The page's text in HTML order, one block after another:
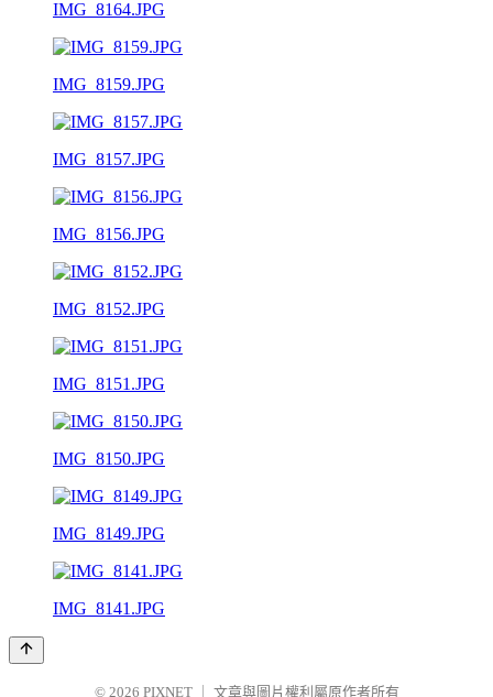
IMG_8164.JPG
IMG_8159.JPG
IMG_8157.JPG
IMG_8156.JPG
IMG_8152.JPG
IMG_8151.JPG
IMG_8150.JPG
IMG_8149.JPG
IMG_8141.JPG
© 2026 PIXNET 文章與圖片權利屬原作者所有